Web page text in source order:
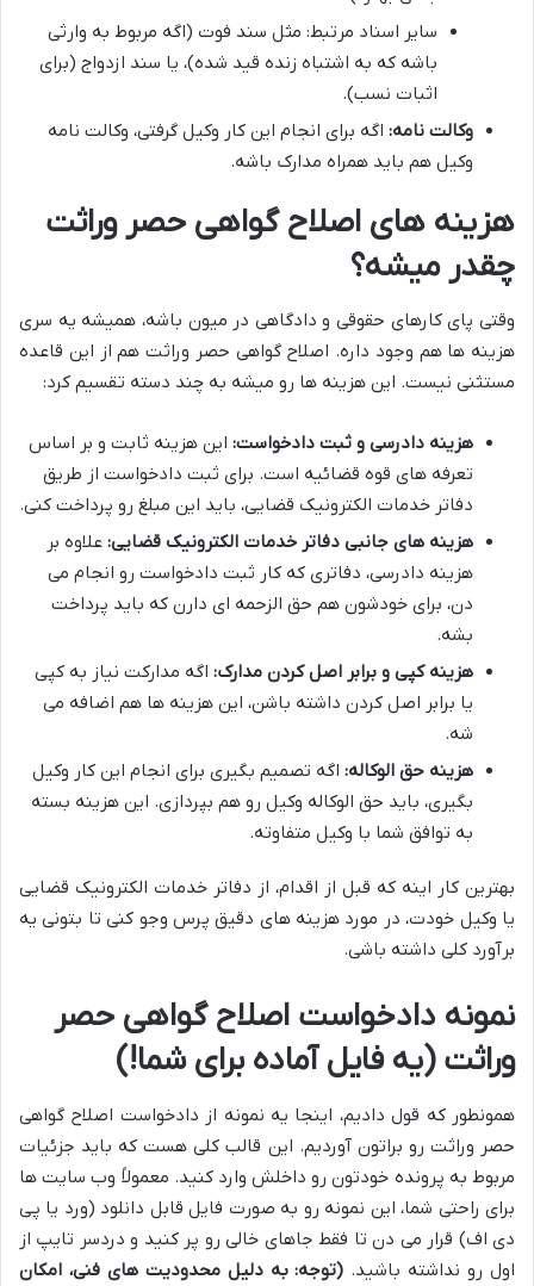
سایر اسناد مرتبط: مثل سند فوت (اگه مربوط به وارثی
باشه که به اشتباه زنده قید شده)، یا سند ازدواج (برای
اثبات نسب).
وکالت نامه: اگه برای انجام این کار وکیل گرفتی، وکالت نامه
وکیل هم باید همراه مدارک باشه.
هزینه های اصلاح گواهی حصر وراثت
چقدر میشه؟
وقتی پای کارهای حقوقی و دادگاهی در میون باشه، همیشه یه سری
هزینه ها هم وجود داره. اصلاح گواهی حصر وراثت هم از این قاعده
مستثنی نیست. این هزینه ها رو میشه به چند دسته تقسیم کرد:
هزینه دادرسی و ثبت دادخواست: این هزینه ثابت و بر اساس
تعرفه های قوه قضائیه است. برای ثبت دادخواست از طریق
دفاتر خدمات الکترونیک قضایی، باید این مبلغ رو پرداخت کنی.
هزینه های جانبی دفاتر خدمات الکترونیک قضایی: علاوه بر
هزینه دادرسی، دفاتری که کار ثبت دادخواست رو انجام می
دن، برای خودشون هم حق الزحمه ای دارن که باید پرداخت
بشه.
هزینه کپی و برابر اصل کردن مدارک: اگه مدارکت نیاز به کپی
یا برابر اصل کردن داشته باشن، این هزینه ها هم اضافه می
شه.
هزینه حق الوکاله: اگه تصمیم بگیری برای انجام این کار وکیل
بگیری، باید حق الوکاله وکیل رو هم بپردازی. این هزینه بسته
به توافق شما با وکیل متفاوته.
بهترین کار اینه که قبل از اقدام، از دفاتر خدمات الکترونیک قضایی
یا وکیل خودت، در مورد هزینه های دقیق پرس وجو کنی تا بتونی یه
برآورد کلی داشته باشی.
نمونه دادخواست اصلاح گواهی حصر
وراثت (یه فایل آماده برای شما!)
همونطور که قول دادیم، اینجا یه نمونه از دادخواست اصلاح گواهی
حصر وراثت رو براتون آوردیم. این قالب کلی هست که باید جزئیات
مربوط به پرونده خودتون رو داخلش وارد کنید. معمولاً وب سایت ها
برای راحتی شما، این نمونه رو به صورت فایل قابل دانلود (ورد یا پی
دی اف) قرار می دن تا فقط جاهای خالی رو پر کنید و دردسر تایپ از
اول رو نداشته باشید. (توجه: به دلیل محدودیت های فنی، امکان